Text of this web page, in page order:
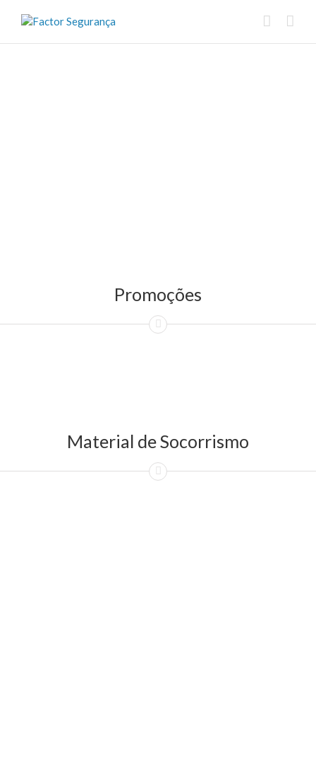
Promoções
Material de Socorrismo